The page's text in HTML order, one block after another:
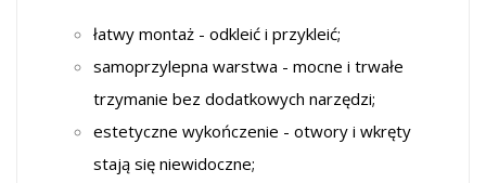
łatwy montaż - odkleić i przykleić;
samoprzylepna warstwa - mocne i trwałe
trzymanie bez dodatkowych narzędzi;
estetyczne wykończenie - otwory i wkręty
stają się niewidoczne;